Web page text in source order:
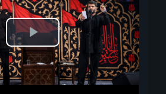
پخش
ویدیو